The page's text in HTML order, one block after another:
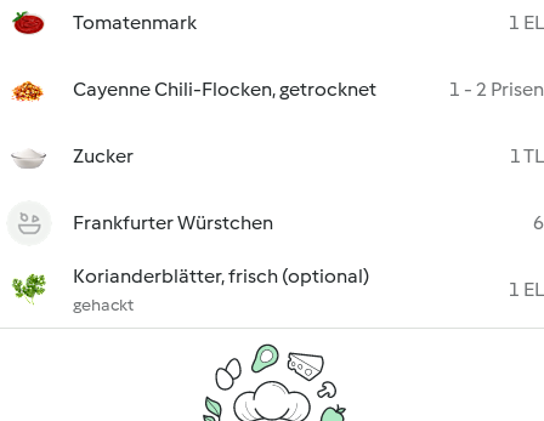
Tomatenmark 1 EL
Cayenne Chili-Flocken, getrocknet 1 - 2 Prisen
Zucker 1 TL
Frankfurter Würstchen 6
Korianderblätter, frisch (optional)
gehackt
1 EL